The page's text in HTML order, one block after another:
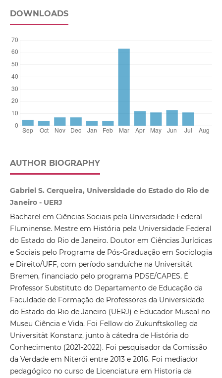
DOWNLOADS
AUTHOR BIOGRAPHY
Gabriel S. Cerqueira, Universidade do Estado do Rio de
Janeiro - UERJ
Bacharel em Ciências Sociais pela Universidade Federal
Fluminense. Mestre em História pela Universidade Federal
do Estado do Rio de Janeiro. Doutor em Ciências Jurídicas
e Sociais pelo Programa de Pós-Graduação em Sociologia
e Direito/UFF, com período sanduíche na Universität
Bremen, financiado pelo programa PDSE/CAPES. É
Professor Substituto do Departamento de Educação da
Faculdade de Formação de Professores da Universidade
do Estado do Rio de Janeiro (UERJ) e Educador Museal no
Museu Ciência e Vida. Foi Fellow do Zukunftskolleg da
Universität Konstanz, junto à cátedra de História do
Conhecimento (2021-2022). Foi pesquisador da Comissão
da Verdade em Niterói entre 2013 e 2016. Foi mediador
pedagógico no curso de Licenciatura em Historia da